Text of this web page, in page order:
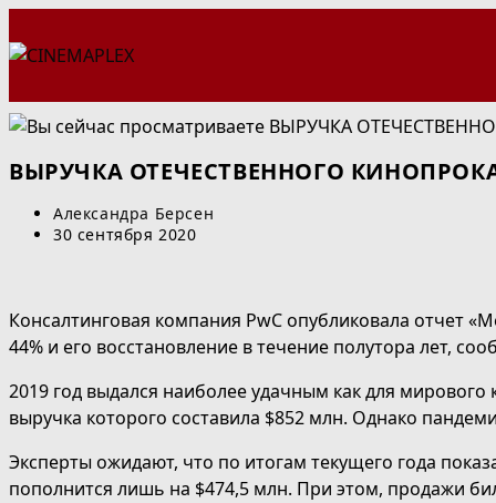
к
ВЫРУЧКА ОТЕЧЕСТВЕННОГО
Автор
записи:
Александра Берсен
Запись
30 сентября 2020
Консалтинговая компания PwC опубликовала отчет
44% и его восстановление в течение полутора лет,
2019 год выдался наиболее удачным как для
выручка которого составила $852 млн. Однако
Эксперты ожидают, что по итогам текущего года
пополнится лишь на $474,5 млн. При этом, продажи